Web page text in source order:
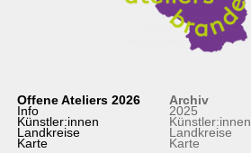
Offene Ateliers 2026
Info
Künstler:innen
Landkreise
Karte
Archiv
2025
Künstler:innen
Landkreise
Karte